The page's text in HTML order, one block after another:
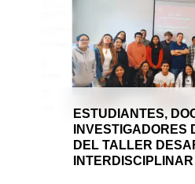
curricular de las 23
ESTUDIANTES,
INVESTIGADORES
DEL TALLER